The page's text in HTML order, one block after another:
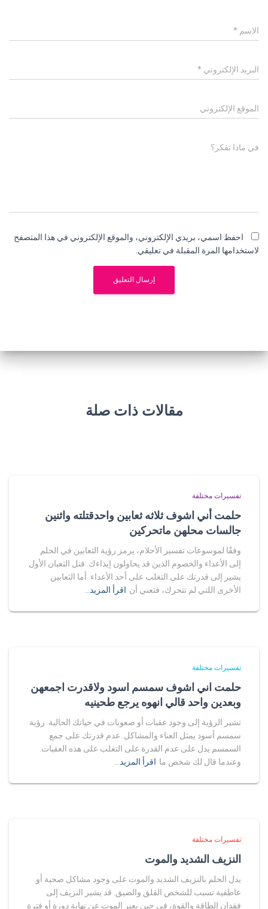
الاسم *
البريد الإلكتروني *
الموقع الإلكتروني
في ماذا تفكر؟
احفظ اسمي، بريدي الإلكتروني، والموقع الإلكتروني في هذا المتصفح
لاستخدامها المرة المقبلة في تعليقي.
مقالات ذات صلة
تفسيرات مختلفة
حلمت أني اشوف ثلاثه ثعابين واحدقتلته واثنين
جالسات محلهن ماتحركين
وفقًا لموسوعات تفسير الأحلام، يرمز رؤية الثعابين في الحلم
إلى الأعداء والخصوم الذين قد يحاولون إيذاءك. قتل الثعبان الأول
يشير إلى قدرتك على التغلب على أحد الأعداء. أما الثعابين
الأخرى اللتي لم تتحرك، فتعني أن اقرأ المزيد…
تفسيرات مختلفة
حلمت اني اشوف سمسم اسود ولاقدرت اجمعهن
وبعدين واحد قالي انهوه يرجع طحينيه
تشير الرؤية إلى وجود عقبات أو صعوبات في حياتك الحالية. رؤية
سمسم أسود يمثل العناء والمشاكل. عدم قدرتك على جمع
السمسم يدل على عدم القدرة على التغلب على هذه العقبات.
وعندما قال لك شخص ما اقرأ المزيد…
تفسيرات مختلفة
النزيف الشديد والموت
يدل الحلم بالنزيف الشديد والموت على وجود مشاكل صحية أو
عاطفية تسبب للشخص القلق والضيق. قد يشير النزيف إلى
فقدان الطاقة والقوة، في حين يعبر الموت عن نهاية دورة أو فترة